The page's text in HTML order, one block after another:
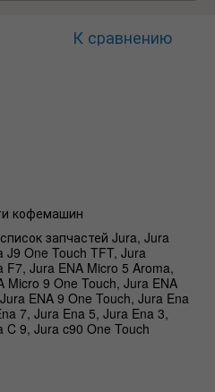
К сравнению
кофемашин
запчастей Jura, Jura
J9 One Touch TFT, Jura
F7, Jura ENA Micro 5 Aroma,
Micro 9 One Touch, Jura ENA
ENA 9 One Touch, Jura Ena
7, Jura Ena 5, Jura Ena 3,
C 9, Jura c90 One Touch